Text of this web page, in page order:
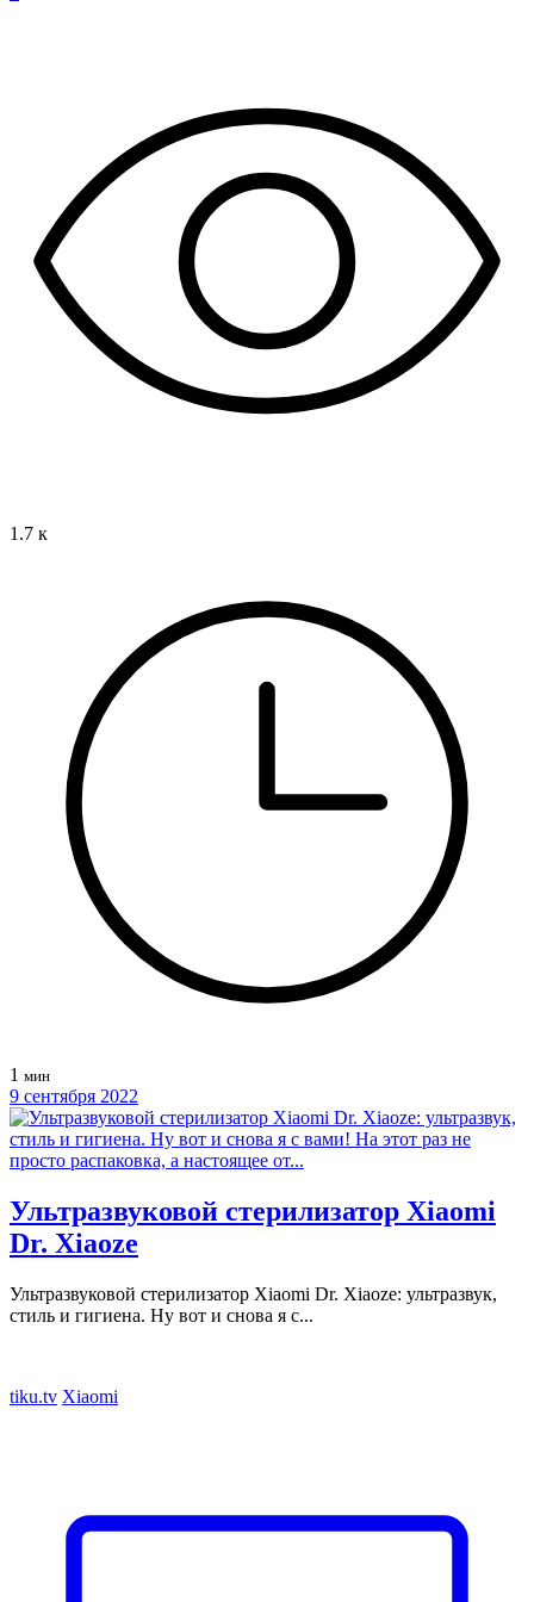
1.7 к
1 мин
9 сентября 2022
Ультразвуковой стерилизатор Xiaomi
Dr. Xiaoze
Ультразвуковой стерилизатор Xiaomi Dr. Xiaoze: ультразвук,
стиль и гигиена. Ну вот и снова я с...
tiku.tv Xiaomi